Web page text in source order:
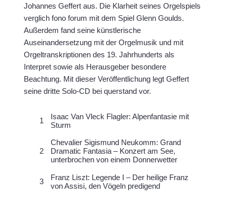
Johannes Geffert aus. Die Klarheit seines Orgelspiels
verglich fono forum mit dem Spiel Glenn Goulds.
Außerdem fand seine künstlerische
Auseinandersetzung mit der Orgelmusik und mit
Orgeltranskriptionen des 19. Jahrhunderts als
Interpret sowie als Herausgeber besondere
Beachtung. Mit dieser Veröffentlichung legt Geffert
seine dritte Solo-CD bei querstand vor.
1
Isaac Van Vleck Flagler: Alpenfantasie mit
Sturm
2
Chevalier Sigismund Neukomm: Grand
Dramatic Fantasia – Konzert am See,
unterbrochen von einem Donnerwetter
3
Franz Liszt: Legende I – Der heilige Franz
von Assisi, den Vögeln predigend